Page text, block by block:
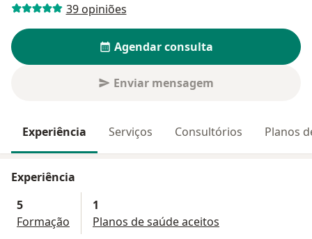
39 opiniões
Agendar consulta
Enviar mensagem
Experiência Serviços Consultórios Planos
Experiência
5
Formação
1
Planos de saúde aceitos